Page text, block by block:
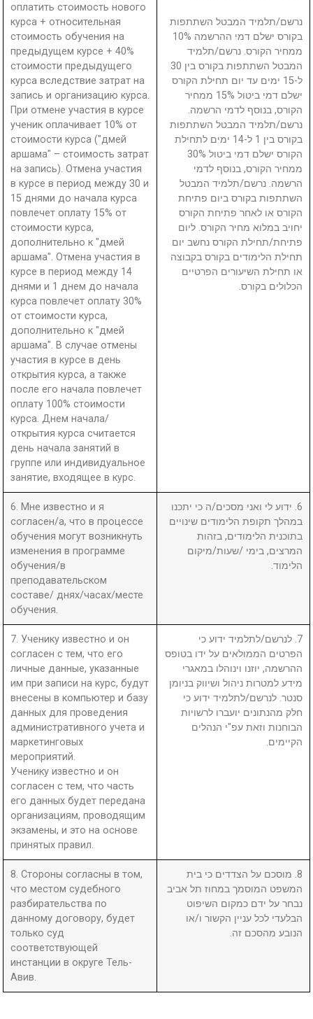
оплатить стоимость нового
курса + относительная
стоимость обучения на
предыдущем курсе + 40%
стоимости предыдущего
курса вследствие затрат на
запись и организацию курса.
При отмене участия в курсе
ученик оплачивает 10% от
стоимости курса ("дмей
аршама" – стоимость затрат
на запись). Отмена участия
в курсе в период между 30 и
15 днями до начала курса
повлечет оплату 15% от
стоимости курса,
дополнительно к "дмей
аршама". Отмена участия в
курсе в период между 14
днями и 1 днем до начала
курса повлечет оплату 30%
от стоимости курса,
дополнительно к "дмей
аршама". В случае отмены
участия в курсе в день
открытия курса, а также
после его начала повлечет
оплату 100% стоимости
курса. Днем начала/
открытия курса считается
день начала занятий в
группе или индивидуальное
занятие, входящее в курс.
נרשם/תלמיד המבטל השתתפות
בקורס ישלם דמי ההרשמה 10%
ממחיר הקורס. נרשם/תלמיד
המבטל השתתפות בקורס בין 30
ל-15 ימים עד יום תחילת הקורס
ישלם דמי ביטול 15% ממחיר
הקורס, בנוסף לדמי הרשמה.
נרשם/תלמיד המבטל השתתפות
בקורס בין 1 ל-14 ימים לתחילת
הקורס ישלם דמי ביטול 30%
ממחיר הקורס, בנוסף לדמי
הרשמה. נרשם/תלמיד המבטל
השתתפות בקורס ביום פתיחת
הקורס או לאחר פתיחת הקורס
יחויב במלוא מחיר הקורס. ליום
פתיחת/תחילת הקורס נחשב יום
תחילת הלימודים בקורס בקבוצה
או תחילת השיעורים הפרטיים
הכלולים בקורס.
6. Мне известно и я
согласен/а, что в процессе
обучения могут возникнуть
изменения в программе
обучения/в
преподавательском
составе/ днях/часах/месте
обучения.
6. ידוע לי ואני מסכים/ה כי יתכנו
במהלך תקופת הלימודים שינויים
בתוכנית הלימודים, בזהות
המרצים, בימי /שעות/מיקום
הלימוד.
7. Ученику известно и он
согласен с тем, что его
личные данные, указанные
им при записи на курс, будут
внесены в компьютер и базу
данных для проведения
административного учета и
маркетинговых
мероприятий.
Ученику известно и он
согласен с тем, что часть
его данных будет передана
организациям, проводящим
экзамены, и это на основе
принятых правил.
7. לנרשם/לתלמיד ידוע כי
הפרטים הממולאים על ידו בטופס
ההרשמה, יוזנו וינוהלו במאגרי
מידע למטרות ניהול ושיווק בניומן
סנטר. לנרשם/לתלמיד ידוע כי
חלק מהנתונים יועברו לרשויות
הבוחנות וזאת עפ"י הנהלים
הקיימים.
8. Стороны согласны в том,
что местом судебного
разбирательства по
данному договору, будет
только суд
соответствующей
инстанции в округе Тель-
Авив.
8. מוסכם על הצדדים כי בית
המשפט המוסמך במחוז תל אביב
נבחר על ידם כמקום השיפוט
הבלעדי לכל עניין הקשור ו/או
הנובע מהסכם זה.